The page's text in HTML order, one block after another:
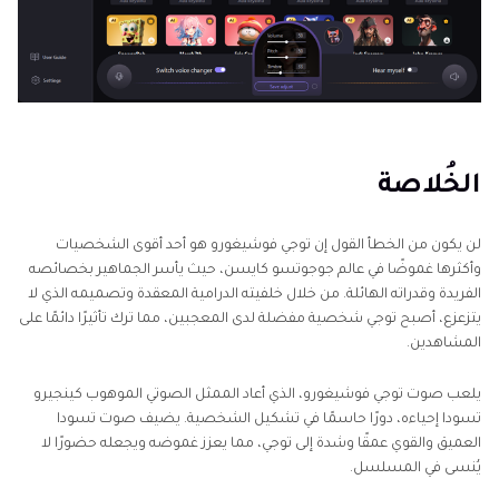
الخُلاصة
لن يكون من الخطأ القول إن توجي فوشيغورو هو أحد أقوى الشخصيات
وأكثرها غموضًا في عالم جوجوتسو كايسن، حيث يأسر الجماهير بخصائصه
الفريدة وقدراته الهائلة. من خلال خلفيته الدرامية المعقدة وتصميمه الذي لا
يتزعزع، أصبح توجي شخصية مفضلة لدى المعجبين، مما ترك تأثيرًا دائمًا على
المشاهدين.
يلعب صوت توجي فوشيغورو، الذي أعاد الممثل الصوتي الموهوب كينجيرو
تسودا إحياءه، دورًا حاسمًا في تشكيل الشخصية. يضيف صوت تسودا
العميق والقوي عمقًا وشدة إلى توجي، مما يعزز غموضه ويجعله حضورًا لا
يُنسى في المسلسل.